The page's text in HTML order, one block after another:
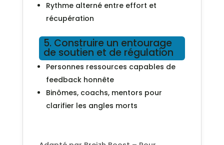
Rythme alterné entre effort et
récupération
5. Construire un entourage
de soutien et de régulation
Personnes ressources capables de
feedback honnête
Binômes, coachs, mentors pour
clarifier les angles morts